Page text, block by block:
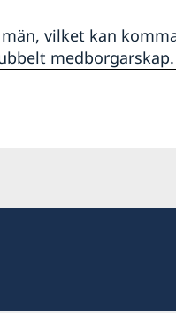
vilket kan
medborgarskap.